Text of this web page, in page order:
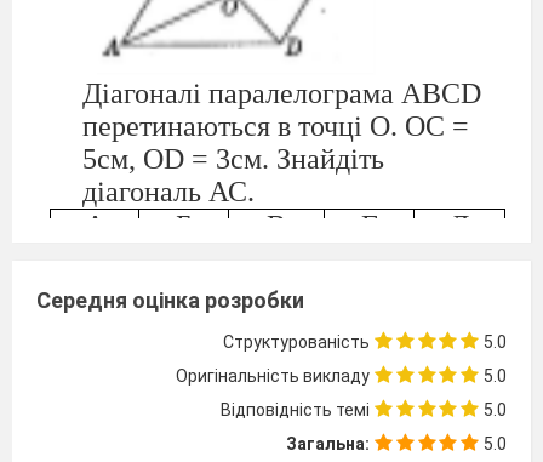
Діагоналі паралелограма АВСD
перетинаються в точці О. ОС =
5см, ОD = 3см. Знайдіть
діагональ АС.
А
Б В Г
Д
У
чотирикутнику АВСD назвіть
Середня оцінка розробки
Структурованість
5.0
Оригінальність викладу
5.0
Відповідність темі
5.0
Загальна:
5.0